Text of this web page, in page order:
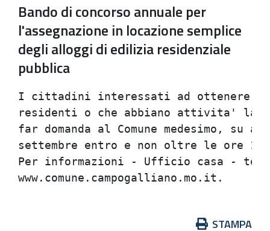
Bando di concorso annuale per
l'assegnazione in locazione semplice
degli alloggi di edilizia residenziale
pubblica
I cittadini interessati ad ottenere
residenti o che abbiano attivita'
far domanda al Comune medesimo, su
settembre entro e non oltre le ore 12
Per informazioni - Ufficio casa - tel.
STAMPA